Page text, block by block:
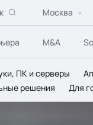
Москва
M&A
ПК и серверы
решения Для